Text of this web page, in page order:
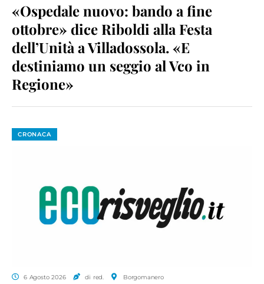
«Ospedale nuovo: bando a fine
ottobre» dice Riboldi alla Festa
dell’Unità a Villadossola. «E
destiniamo un seggio al Vco in
Regione»
CRONACA
6 Agosto 2026 di red. Borgomanero